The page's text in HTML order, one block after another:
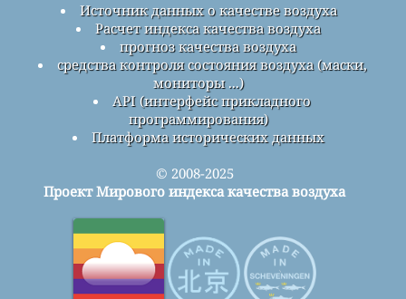
Источник данных о качестве воздуха
Расчет индекса качества воздуха
прогноз качества воздуха
средства контроля состояния воздуха (маски,
мониторы ...)
API (интерфейс прикладного
программирования)
Платформа исторических данных
© 2008-2025
Проект Мирового индекса качества воздуха